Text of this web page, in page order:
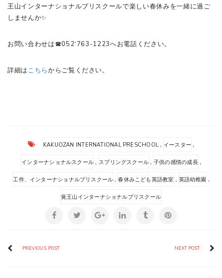
王山インターナショナルプリスクールで楽しい春休みを一緒に過ご
しませんか✨
お問い合わせは☎052⁻763-1223へお電話ください。
詳細はこちらからご覧ください。
KAKUOZAN INTERNATIONAL PRESCHOOL , イースター ,
インターナショナルスクール , スプリングスクール , 子供の感情の成長 ,
工作、インターナショナルプリスクール , 春休みこども英語教室 , 英語幼稚園 ,
覚王山インターナショナルプリスクール
PREVIOUS POST NEXT POST